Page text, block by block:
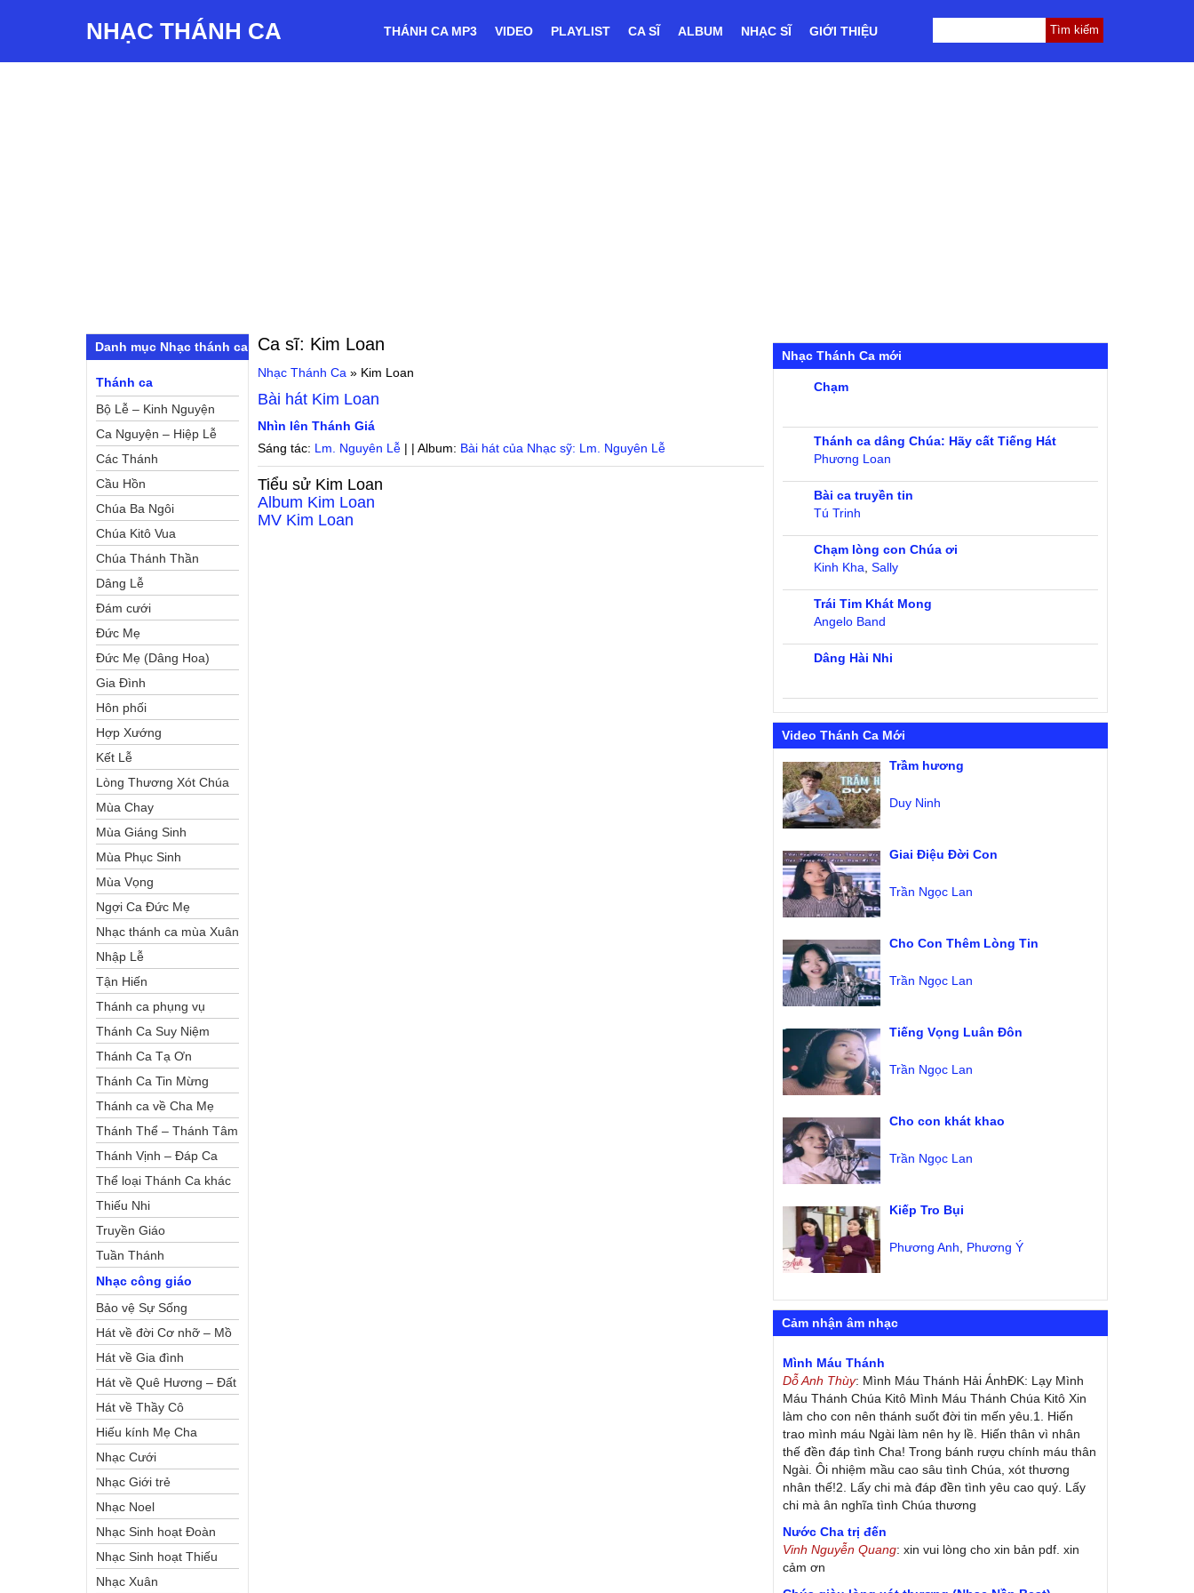
NHẠC THÁNH CA THÁNH CA MP3 VIDEO PLAYLIST CA SĨ ALBUM NHẠC SĨ GIỚI THIỆU
Ca sĩ: Kim Loan
Nhạc Thánh Ca » Kim Loan
Bài hát Kim Loan
Nhìn lên Thánh Giá
Sáng tác: Lm. Nguyên Lễ | | Album: Bài hát của Nhạc sỹ: Lm. Nguyên Lễ
Tiểu sử Kim Loan
Album Kim Loan
MV Kim Loan
Danh mục Nhạc thánh ca
Thánh ca
Bộ Lễ – Kinh Nguyện
Ca Nguyện – Hiệp Lễ
Các Thánh
Cầu Hồn
Chúa Ba Ngôi
Chúa Kitô Vua
Chúa Thánh Thần
Dâng Lễ
Đám cưới
Đức Mẹ
Đức Mẹ (Dâng Hoa)
Gia Đình
Hôn phối
Hợp Xướng
Kết Lễ
Lòng Thương Xót Chúa
Mùa Chay
Mùa Giáng Sinh
Mùa Phục Sinh
Mùa Vọng
Ngợi Ca Đức Mẹ
Nhạc thánh ca mùa Xuân
Nhập Lễ
Tận Hiến
Thánh ca phụng vụ
Thánh Ca Suy Niệm
Thánh Ca Tạ Ơn
Thánh Ca Tin Mừng
Thánh ca về Cha Mẹ
Thánh Thể – Thánh Tâm
Thánh Vịnh – Đáp Ca
Thể loại Thánh Ca khác
Thiếu Nhi
Truyền Giáo
Tuần Thánh
Nhạc công giáo
Bảo vệ Sự Sống
Hát về đời Cơ nhỡ – Mồ
côi
Hát về Gia đình
Hát về Quê Hương – Đất
Nước
Hát về Thầy Cô
Hiếu kính Mẹ Cha
Nhạc Cưới
Nhạc Giới trẻ
Nhạc Noel
Nhạc Sinh hoạt Đoàn
Thể Công Giáo
Nhạc Sinh hoạt Thiếu
Nhi
Nhạc Xuân
Nhạc Thánh Ca mới
Chạm
Thánh ca dâng Chúa: Hãy cất Tiếng Hát
Phương Loan
Bài ca truyền tin
Tú Trinh
Chạm lòng con Chúa ơi
Kinh Kha ,Sally
Trái Tim Khát Mong
Angelo Band
Dâng Hài Nhi
Video Thánh Ca Mới
Trầm hương
Duy Ninh
Giai Điệu Đời Con
Trần Ngọc Lan
Cho Con Thêm Lòng Tin
Trần Ngọc Lan
Tiếng Vọng Luân Đôn
Trần Ngọc Lan
Cho con khát khao
Trần Ngọc Lan
Kiếp Tro Bụi
Phương Anh Phương Ý
Cảm nhận âm nhạc
Mình Máu Thánh
Dỗ Anh Thùy: Mình Máu Thánh Hải ÁnhĐK: Lạy Mình
Máu Thánh Chúa Kitô Mình Máu Thánh Chúa Kitô Xin
làm cho con nên thánh suốt đời tin mến yêu.1. Hiến
trao mình máu Ngài làm nên hy lề. Hiến thân vì nhân
thế đền đáp tình Cha! Trong bánh rượu chính máu thân
Ngài. Ôi nhiệm mầu cao sâu tình Chúa, xót thương
nhân thế!2. Lấy chi mà đáp đền tình yêu cao quý. Lấy
chi mà ân nghĩa tình Chúa thương
Nước Cha trị đến
Vinh Nguyễn Quang: xin vui lòng cho xin bản pdf. xin
cảm ơn